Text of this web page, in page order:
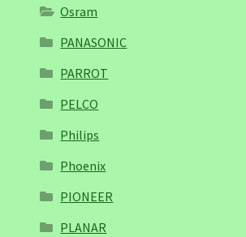
Osram
PANASONIC
PARROT
PELCO
Philips
Phoenix
PIONEER
PLANAR